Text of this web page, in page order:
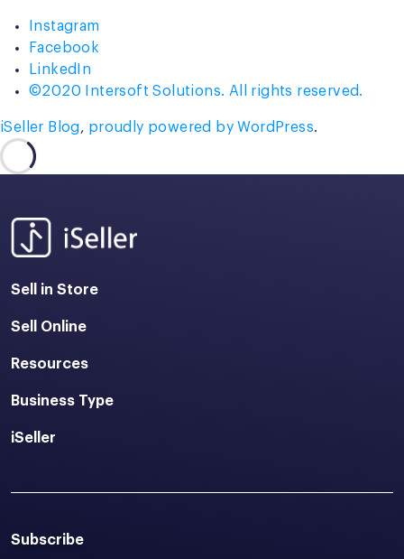
Instagram
Facebook
LinkedIn
©2020 Intersoft Solutions. All rights reserved.
iSeller Blog, proudly powered by WordPress.
Sell in Store
Sell Online
Resources
Business Type
iSeller
Subscribe